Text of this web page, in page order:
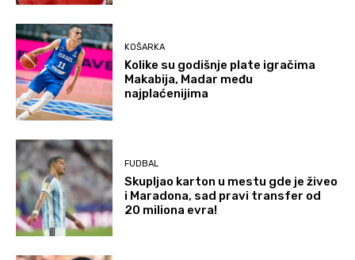
KOŠARKA
Kolike su godišnje plate igračima
Makabija, Madar među
najplaćenijima
FUDBAL
Skupljao karton u mestu gde je živeo
i Maradona, sad pravi transfer od
20 miliona evra!